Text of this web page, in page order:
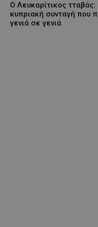
Ο Λευκαρίτικος τταβάς:
κυπριακή συνταγή που
γενιά σε γενιά